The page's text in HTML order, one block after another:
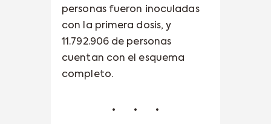
personas fueron inoculadas
con la primera dosis, y
11.792.906 de personas
cuentan con el esquema
completo.